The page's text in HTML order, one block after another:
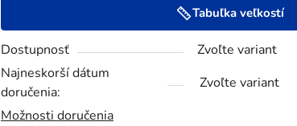
Tabuľka veľkostí
Dostupnosť
Zvoľte variant
Najneskorší dátum
doručenia:
Zvoľte variant
Možnosti doručenia